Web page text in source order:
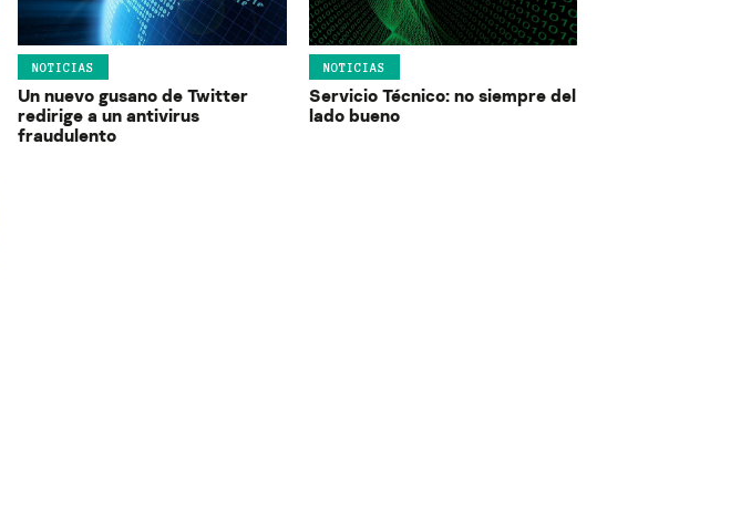
NOTICIAS
Un nuevo gusano de Twitter
redirige a un antivirus
fraudulento
NOTICIAS
Servicio Técnico: no siempre del
lado bueno